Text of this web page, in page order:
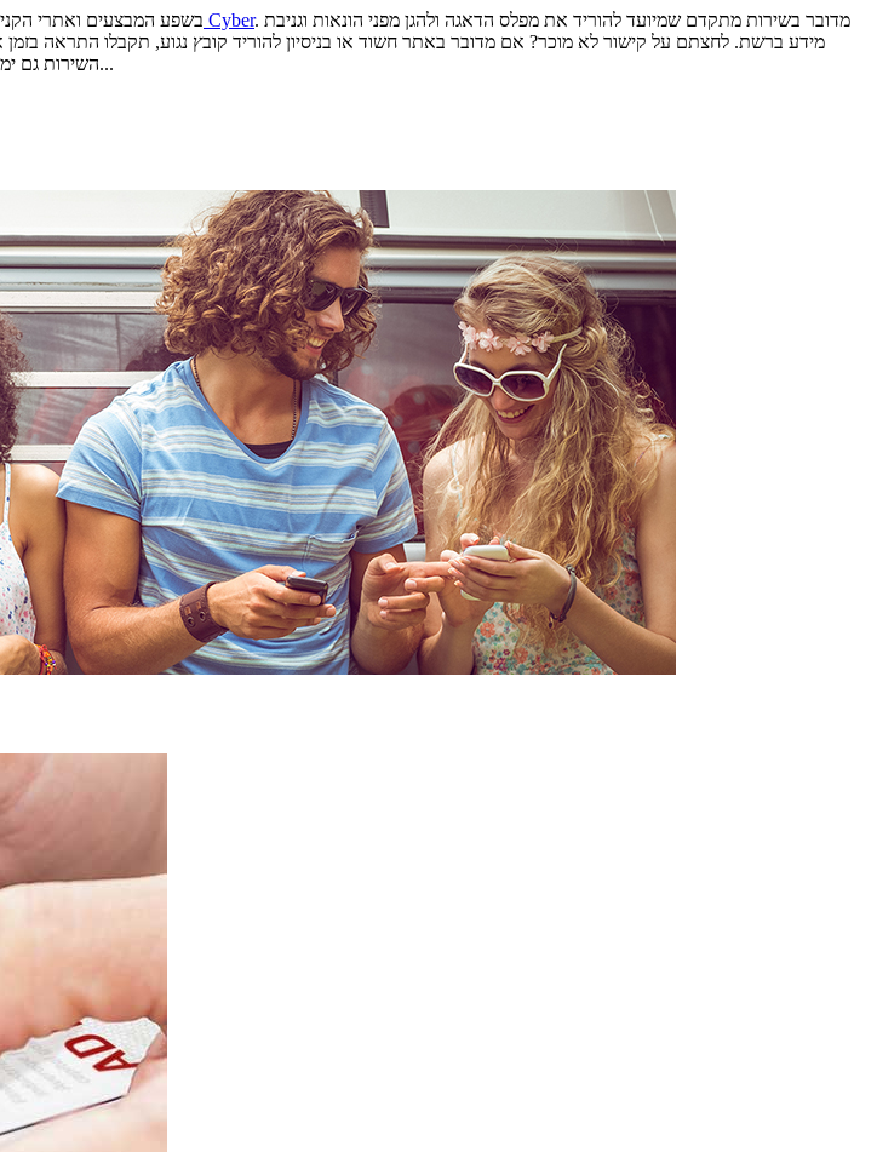
בשפע המבצעים ואתרי פלאפון Cyber. מדובר בשירות מתקדם שמיועד להוריד את מפלס הדאגה ולהגן מפני הונאות וגניבת
מידע ברשת. לחצתם על קישור לא מוכר? אם מדובר באתר חשוד או בניסיון להוריד קובץ נגוע, תקבלו התראה
השירות גם ימנע התקנה של תוכנות זדוניות בהן וירוסים, רוגלות, תוכנות פרסום ועוד. לכם רק נשאר להחליט מה לקנות...